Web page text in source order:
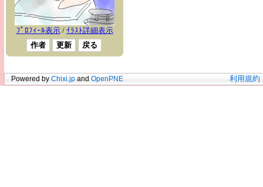
Powered by Chixi.jp and OpenPNE 利用規約